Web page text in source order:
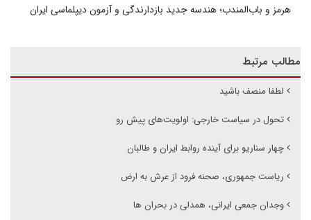
هرمز و باب‌المندب؛ هندسه جدید بازدارندگی و آزمون دیپلماسی ایران
مطالب مرتبط
لطفا منصف باشید
تحول در سیاست خارجی: اولویت‌های پیش رو
چهار سناریو برای آینده روابط ایران و طالبان
ریاست جمهوری، صحنه فرود از عرش به ارض
وجدان جمعی ایرانی، همدلی در بحران ها